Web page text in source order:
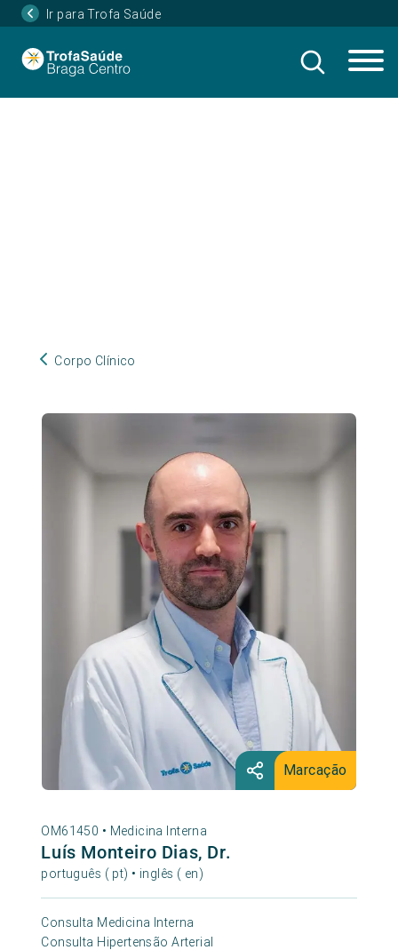
Ir para Trofa Saúde
Corpo Clínico
Marcação
OM61450 • Medicina Interna
Luís Monteiro Dias, Dr.
português ( pt) • inglês ( en)
Consulta Medicina Interna
Consulta Hipertensão Arterial